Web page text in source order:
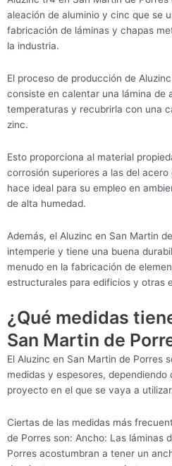
aleación de aluminio y cinc que se
fabricación de láminas y chapas
la industria.
El proceso de producción de
consiste en calentar una lámina de
temperaturas y recubrirla con una
zinc.
Esto proporciona al material
corrosión superiores a las del
hace ideal para su empleo en
de alta humedad.
Además, el Aluzinc en San Martin
intemperie y tiene una buena
menudo en la fabricación de
estructurales para edificios y otras
¿Qué medidas
San Martin de
El Aluzinc en San Martin de Porres
medidas y espesores, dependiendo
proyecto en el que se vaya a
Ciertas de las medidas más
de Porres son: Ancho: Las láminas
Porres acostumbran a tener un